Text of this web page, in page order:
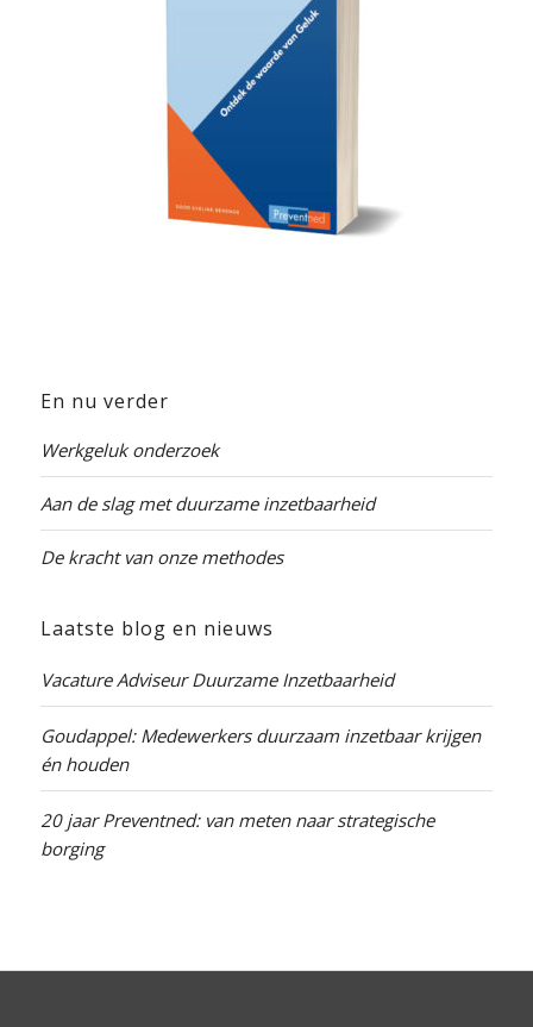
En nu verder
Werkgeluk onderzoek
Aan de slag met duurzame inzetbaarheid
De kracht van onze methodes
Laatste blog en nieuws
Vacature Adviseur Duurzame Inzetbaarheid
Goudappel: Medewerkers duurzaam inzetbaar krijgen
én houden
20 jaar Preventned: van meten naar strategische
borging